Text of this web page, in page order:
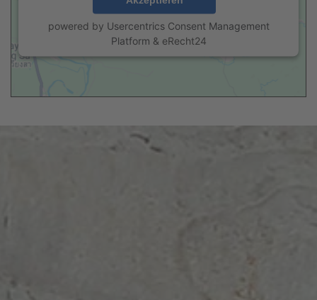
powered by Usercentrics Consent Management
Platform & eRecht24